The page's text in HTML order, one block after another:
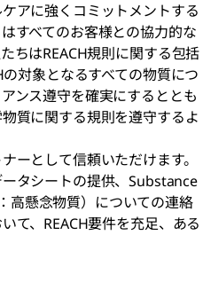
アに強くコミットメントする
すべてのお客様との協力的な
ちはREACH規則に関する包括
対象となるすべての物質につ
ンス遵守を確実にするととも
質に関する規則を遵守するよ
ーとして信頼いただけます。
タシートの提供、Substance
高懸念物質）についての連絡
て、REACH要件を充足、ある